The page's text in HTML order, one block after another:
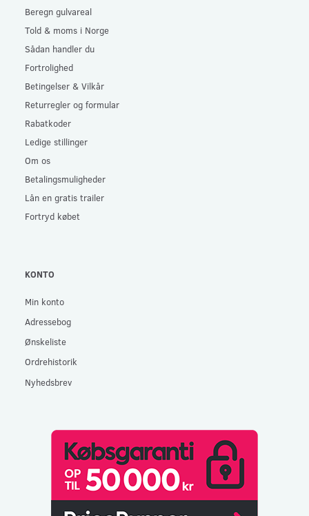
Beregn gulvareal
Told & moms i Norge
Sådan handler du
Fortrolighed
Betingelser & Vilkår
Returregler og formular
Rabatkoder
Ledige stillinger
Om os
Betalingsmuligheder
Lån en gratis trailer
Fortryd købet
KONTO
Min konto
Adressebog
Ønskeliste
Ordrehistorik
Nyhedsbrev